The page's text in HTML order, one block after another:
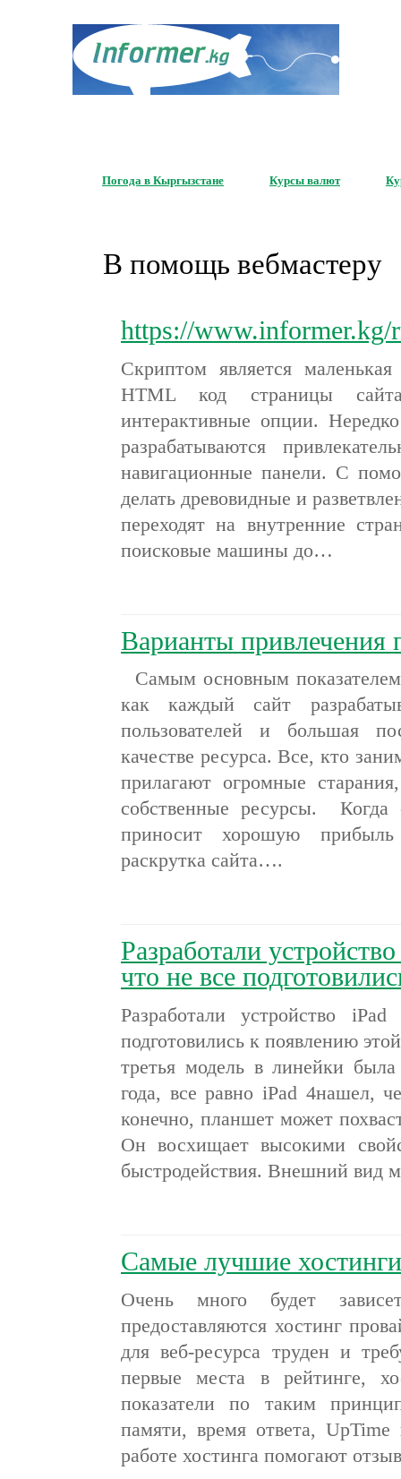
Погода в Кыргызстане Курсы валют
В помощь вебмастеру
https://www.informer.kg/
Скриптом является
HTML код страницы
интерактивные опции.
разрабатываются
навигационные панели. С
делать древовидные и
переходят на внутренние
поисковые машины до…
Варианты привлечения
Самым основным показателем
как каждый сайт
пользователей и большая
качестве ресурса. Все, кто
прилагают огромные
собственные ресурсы. Когда
приносит хорошую
раскрутка сайта….
Разработали
что не все
Разработали устройство
подготовились к появлению
третья модель в линейки
года, все равно iPad 4нашел,
конечно, планшет может
Он восхищает высокими
быстродействия. Внешний вид
Самые лучшие хостинги
Очень много будет
предоставляются хостинг
для веб-ресурса труден и
первые места в рейтинге,
показатели по таким
памяти, время ответа,
работе хостинга помогают